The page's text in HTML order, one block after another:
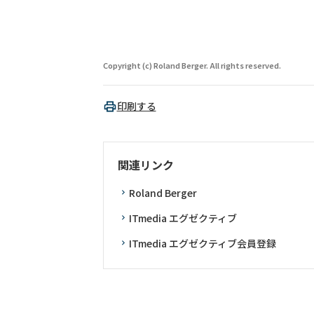
Copyright (c) Roland Berger. All rights reserved.
印刷する
関連リンク
Roland Berger
ITmedia エグゼクティブ
ITmedia エグゼクティブ会員登録